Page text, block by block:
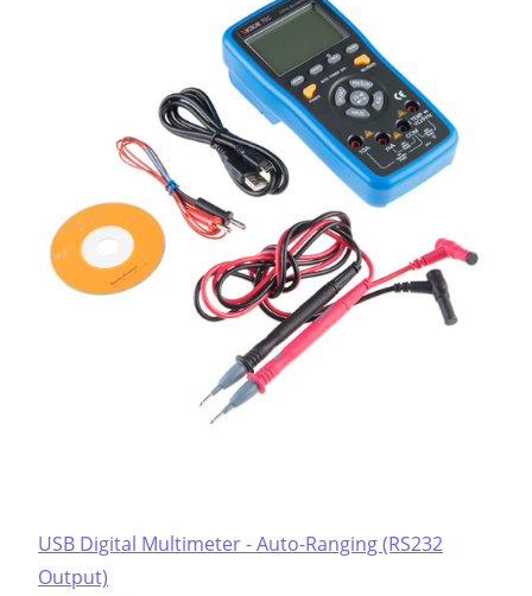
USB Digital Multimeter - Auto-Ranging (RS232
Output)